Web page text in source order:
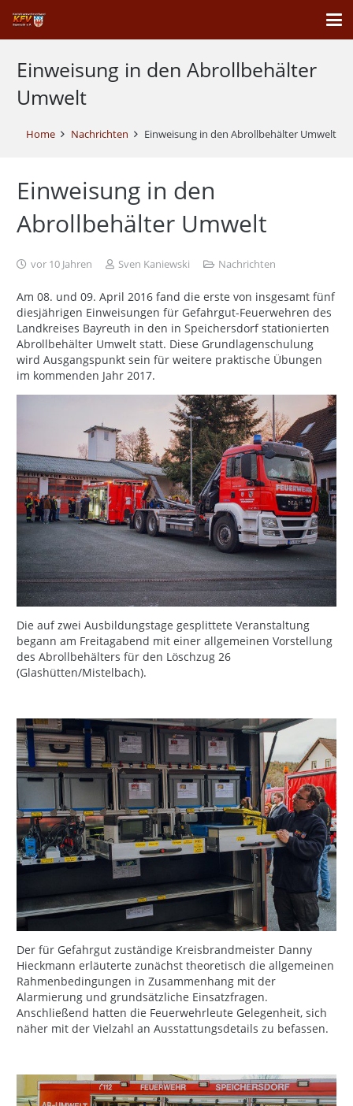
Einweisung in den Abrollbehälter
Umwelt
Home Nachrichten Einweisung in den Abrollbehälter Umwelt
Einweisung in den
Abrollbehälter Umwelt
vor 10 Jahren Sven Kaniewski Nachrichten
Am 08. und 09. April 2016 fand die erste von insgesamt fünf
diesjährigen Einweisungen für Gefahrgut-Feuerwehren des
Landkreises Bayreuth in den in Speichersdorf stationierten
Abrollbehälter Umwelt statt. Diese Grundlagenschulung
wird Ausgangspunkt sein für weitere praktische Übungen
im kommenden Jahr 2017.
Die auf zwei Ausbildungstage gesplittete Veranstaltung
begann am Freitagabend mit einer allgemeinen Vorstellung
des Abrollbehälters für den Löschzug 26
(Glashütten/Mistelbach).
Der für Gefahrgut zuständige Kreisbrandmeister Danny
Hieckmann erläuterte zunächst theoretisch die allgemeinen
Rahmenbedingungen in Zusammenhang mit der
Alarmierung und grundsätzliche Einsatzfragen.
Anschließend hatten die Feuerwehrleute Gelegenheit, sich
näher mit der Vielzahl an Ausstattungsdetails zu befassen.